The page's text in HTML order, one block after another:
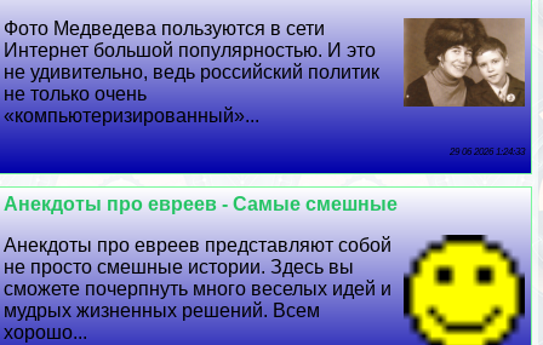
Фото Медведева пользуются в сети
Интернет большой популярностью. И это
не удивительно, ведь российский политик
не только очень
«компьютеризированный»...
29 06 2026 1:24:33
Анекдоты про евреев - Самые смешные
Анекдоты про евреев представляют собой
не просто смешные истории. Здесь вы
сможете почерпнуть много веселых идей и
мудрых жизненных решений. Всем
хорошо...